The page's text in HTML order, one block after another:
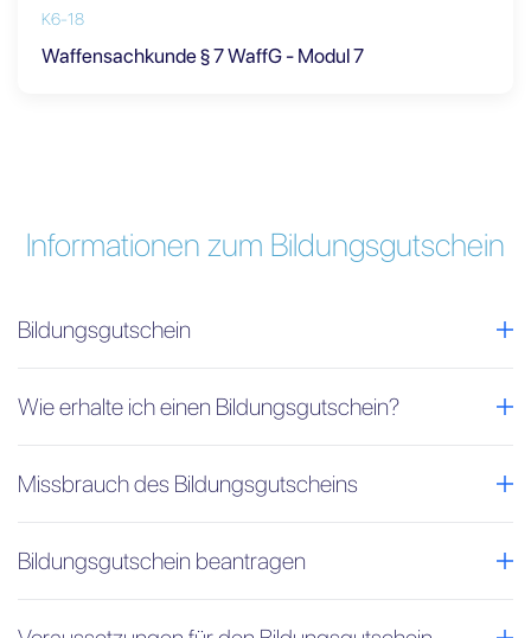
K6-18
Waffensachkunde § 7 WaffG - Modul 7
Informationen zum Bildungsgutschein
Bildungsgutschein
Wie erhalte ich einen Bildungsgutschein?
Missbrauch des Bildungsgutscheins
Bildungsgutschein beantragen